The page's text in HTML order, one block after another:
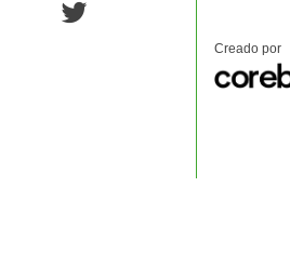
Creado por